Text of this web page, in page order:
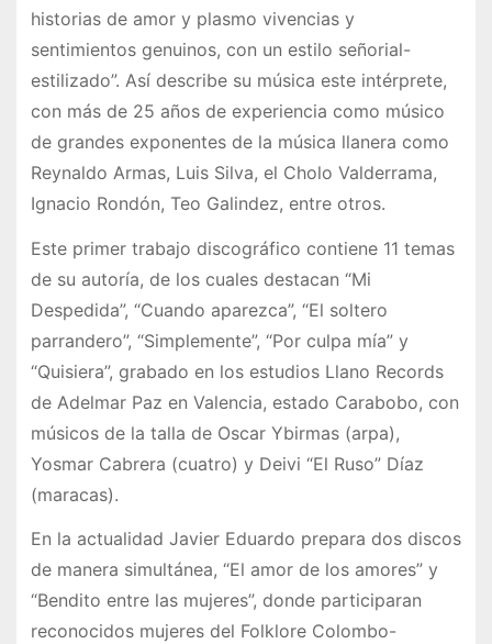
historias de amor y plasmo vivencias y
sentimientos genuinos, con un estilo señorial-
estilizado”. Así describe su música este intérprete,
con más de 25 años de experiencia como músico
de grandes exponentes de la música llanera como
Reynaldo Armas, Luis Silva, el Cholo Valderrama,
Ignacio Rondón, Teo Galindez, entre otros.
Este primer trabajo discográfico contiene 11 temas
de su autoría, de los cuales destacan “Mi
Despedida”, “Cuando aparezca”, “El soltero
parrandero”, “Simplemente”, “Por culpa mía” y
“Quisiera”, grabado en los estudios Llano Records
de Adelmar Paz en Valencia, estado Carabobo, con
músicos de la talla de Oscar Ybirmas (arpa),
Yosmar Cabrera (cuatro) y Deivi “El Ruso” Díaz
(maracas).
En la actualidad Javier Eduardo prepara dos discos
de manera simultánea, “El amor de los amores” y
“Bendito entre las mujeres”, donde participaran
reconocidos mujeres del Folklore Colombo-